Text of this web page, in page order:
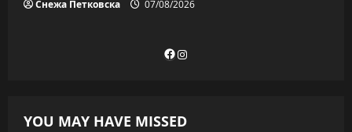
Снежа Петковска 07/08/2026
Facebook
Instagram
YOU MAY HAVE MISSED